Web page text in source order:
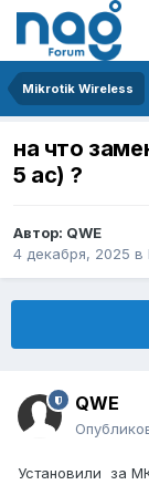
Mikrotik Wireless
на что
5 ac) ?
Автор: QWE
4 декабря, 2025 в
QWE
Установили за